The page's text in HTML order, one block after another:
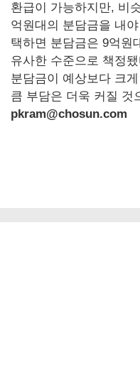
환급이 가능하지만, 비
억원대의 분담금을 내
택하면 분담금은 9억원
유사한 수준으로 책정
분담금이 예상보다 크
큼 부담은 더욱 커질 것
pkram@chosun.com